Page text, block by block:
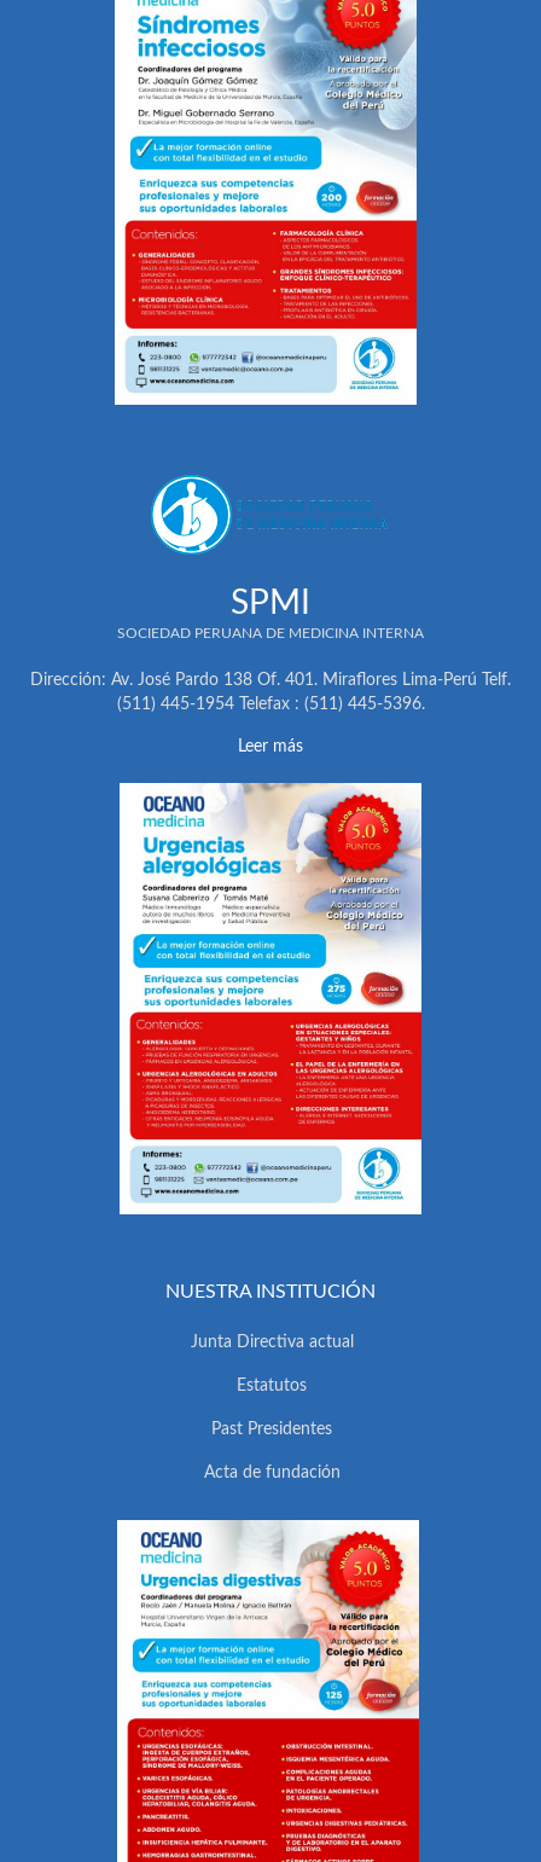
SPMI
SOCIEDAD PERUANA DE MEDICINA INTERNA
Dirección: Av. José Pardo 138 Of. 401. Miraflores Lima-Perú Telf.
(511) 445-1954 Telefax : (511) 445-5396.
Leer más
NUESTRA INSTITUCIÓN
Junta Directiva actual
Estatutos
Past Presidentes
Acta de fundación